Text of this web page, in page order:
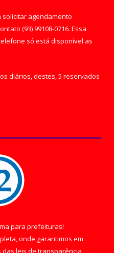
agendamento
(93) 99108-0716. Essa
só está disponível as
diários, destes, 5 reservados
para prefeituras!
onde garantimos em
das leis de transparência